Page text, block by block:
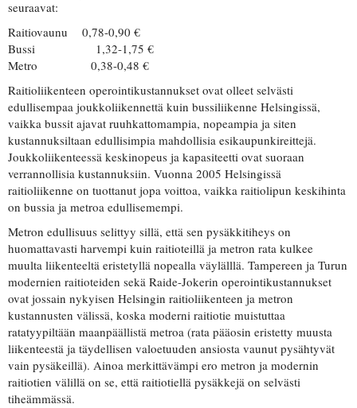
seuraavat:
Raitiovaunu 0,78-0,90 €
Bussi 1,32-1,75 €
Metro 0,38-0,48 €
Raitioliikenteen operointikustannukset ovat olleet selvästi
edullisempaa joukkoliikennettä kuin bussiliikenne Helsingissä,
vaikka bussit ajavat ruuhkattomampia, nopeampia ja siten
kustannuksiltaan edullisimpia mahdollisia esikaupunkireittejä.
Joukkoliikenteessä keskinopeus ja kapasiteetti ovat suoraan
verrannollisia kustannuksiin. Vuonna 2005 Helsingissä
raitioliikenne on tuottanut jopa voittoa, vaikka raitiolipun keskihinta
on bussia ja metroa edullisemempi.
Metron edullisuus selittyy sillä, että sen pysäkkitiheys on
huomattavasti harvempi kuin raitioteillä ja metron rata kulkee
muulta liikenteeltä eristetyllä nopealla väylälllä. Tampereen ja Turun
modernien raitioteiden sekä Raide-Jokerin operointikustannukset
ovat jossain nykyisen Helsingin raitioliikenteen ja metron
kustannusten välissä, koska moderni raitiotie muistuttaa
ratatyypiltään maanpäällistä metroa (rata pääosin eristetty muusta
liikenteestä ja täydellisen valoetuuden ansiosta vaunut pysähtyvät
vain pysäkeillä). Ainoa merkittävämpi ero metron ja modernin
raitiotien välillä on se, että raitiotiellä pysäkkejä on selvästi
tiheämmässä.